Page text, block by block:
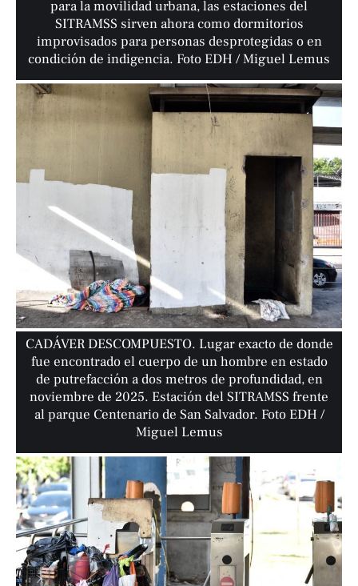
para la movilidad urbana, las estaciones del
SITRAMSS sirven ahora como dormitorios
improvisados para personas desprotegidas o en
condición de indigencia. Foto EDH / Miguel Lemus
CADÁVER DESCOMPUESTO. Lugar exacto de donde
fue encontrado el cuerpo de un hombre en estado
de putrefacción a dos metros de profundidad, en
noviembre de 2025. Estación del SITRAMSS frente
al parque Centenario de San Salvador. Foto EDH /
Miguel Lemus